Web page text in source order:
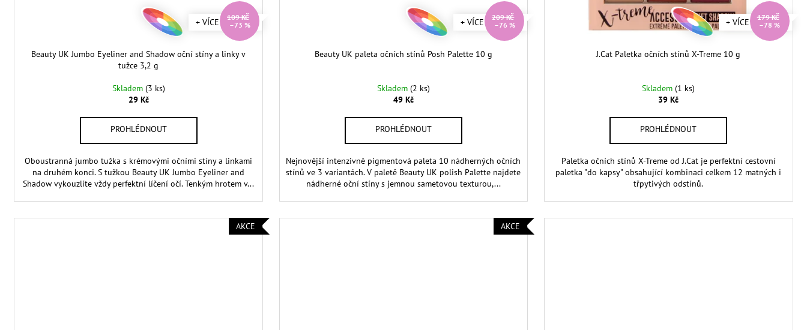
+ VÍCE ODSTÍNŮ
109 KČ
–73 %
Beauty UK Jumbo Eyeliner and Shadow oční stíny a linky v
tužce 3,2 g
Skladem (3 ks)
29 Kč
Oboustranná jumbo tužka s krémovými očními stíny a linkami
na druhém konci. S tužkou Beauty UK Jumbo Eyeliner and
Shadow vykouzlíte vždy perfektní líčení očí. Tenkým hrotem v...
+ VÍCE ODSTÍNŮ
209 KČ
–76 %
Beauty UK paleta očních stínů Posh Palette 10 g
Skladem (2 ks)
49 Kč
Nejnovější intenzivně pigmentová paleta 10 nádherných očních
stínů ve 3 variantách. V paletě Beauty UK polish Palette najdete
nádherné oční stíny s jemnou sametovou texturou,...
+ VÍCE ODSTÍNŮ
179 KČ
–78 %
J.Cat Paletka očních stínů X-Treme 10 g
Skladem(1 ks)
39 Kč
Paletka očních stínů X-Treme od J.Cat je perfektní cestovní
paletka "do kapsy" obsahující kombinaci celkem 12 matných i
třpytivých odstínů.
AKCE AKCE